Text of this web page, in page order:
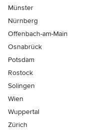
Münster
Nürnberg
Offenbach-am-Main
Osnabrück
Potsdam
Rostock
Solingen
Wien
Wuppertal
Zürich